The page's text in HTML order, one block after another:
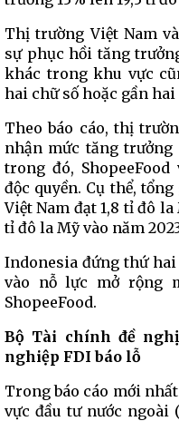
Thị trường Việt Nam
sự phục hồi tăng
khác trong khu vực
hai chữ số hoặc gần hai
Theo báo cáo, thị
nhận mức tăng trưởng
trong đó,
độc quyền. Cụ thể,
Việt Nam đạt 1,8 tỉ đô
tỉ đô la Mỹ vào năm
Indonesia đứng thứ
vào nỗ lực mở rộng
ShopeeFood.
Bộ Tài chính đề
nghiệp FDI báo lỗ
Trong báo cáo mới
vực đầu tư nước ngoài